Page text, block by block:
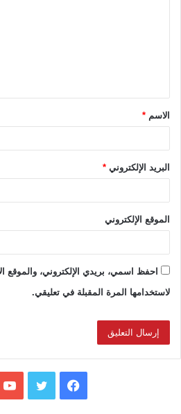
ق
*الاسم *
البريد الإلكتروني *
الموقع الإلكتروني
احفظ اسمي، بريدي الإلكتروني، والموقع
لاستخدامها المرة المقبلة في تعليقي.